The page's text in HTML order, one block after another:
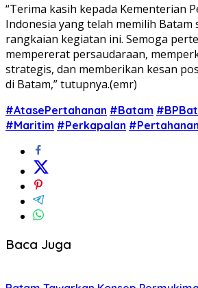
“Terima kasih kepada Kementerian
Indonesia yang telah memilih Batam
rangkaian kegiatan ini. Semoga
mempererat persaudaraan,
strategis, dan memberikan kesan
di Batam,” tutupnya.(emr)
#AtasePertahanan #Batam
#Maritim #Perkapalan #Pertahanan
Baca Juga